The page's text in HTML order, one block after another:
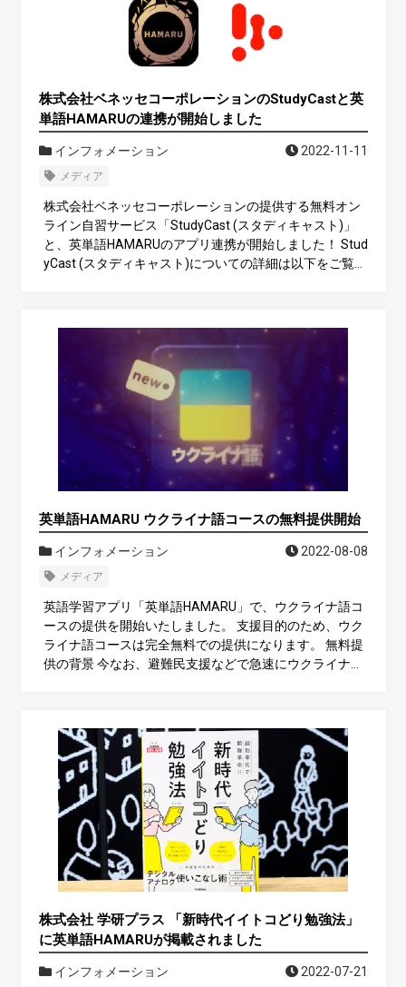
株式会社ベネッセコーポレーションのStudyCastと英
単語HAMARUの連携が開始しました
インフォメーション 2022-11-11
メディア
株式会社ベネッセコーポレーションの提供する無料オン
ライン自習サービス「StudyCast (スタディキャスト)」
と、英単語HAMARUのアプリ連携が開始しました！ Stud
yCast (スタディキャスト)についての詳細は以下をご覧く
英単語HAMARU ウクライナ語コースの無料提供開始
インフォメーション 2022-08-08
メディア
英語学習アプリ「英単語HAMARU」で、ウクライナ語コ
ースの提供を開始いたしました。 支援目的のため、ウク
ライナ語コースは完全無料での提供になります。 無料提
供の背景 今なお、避難民支援などで急速にウクライナ語
関与している組織として、これは使命だと感じまし
株式会社 学研プラス 「新時代イイトコどり勉強法」
に英単語HAMARUが掲載されました
インフォメーション 2022-07-21